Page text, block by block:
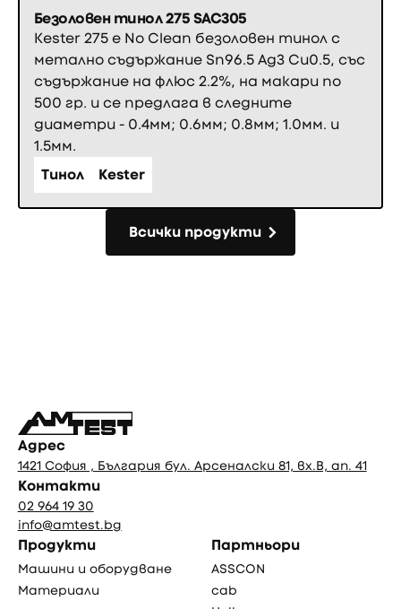
Безоловен тинол 275 SAC305
Kester 275 е No Clean безоловен тинол с
метално съдържание Sn96.5 Ag3 Cu0.5, със
съдържание на флюс 2.2%, на макари по
500 гр. и се предлага в следните
диаметри - 0.4мм; 0.6мм; 0.8мм; 1.0мм. и
1.5мм.
Тинол
Kester
Всички продукти
Адрес
1421 София , България бул. Арсеналски 81, вх.В, ап. 41
Контакти
02 964 19 30
info@amtest.bg
Продукти
Машини и оборудване
Материали
Партньори
ASSCON
cab